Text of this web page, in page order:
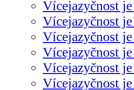
Vícejazyčnost
Vícejazyčnost
Vícejazyčnost
Vícejazyčnost
Vícejazyčnost
Vícejazyčnost